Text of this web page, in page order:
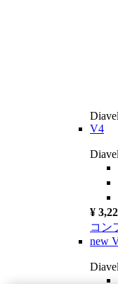
Diavel
V4
¥
コン
new